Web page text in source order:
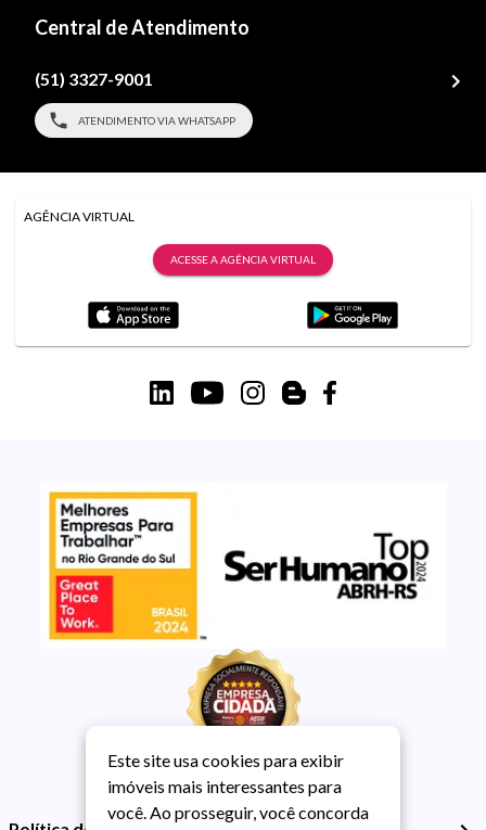
Central de Atendimento
(51) 3327-9001
ATENDIMENTO VIA WHATSAPP
AGÊNCIA VIRTUAL
ACESSE A AGÊNCIA VIRTUAL
Este site usa cookies para exibir
imóveis mais interessantes para
você. Ao prosseguir, você concorda